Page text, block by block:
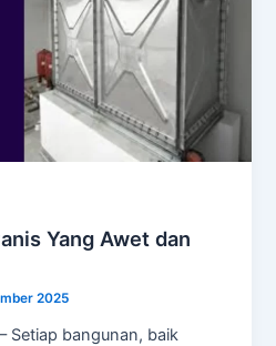
Yang Awet dan
2025
Setiap bangunan, baik